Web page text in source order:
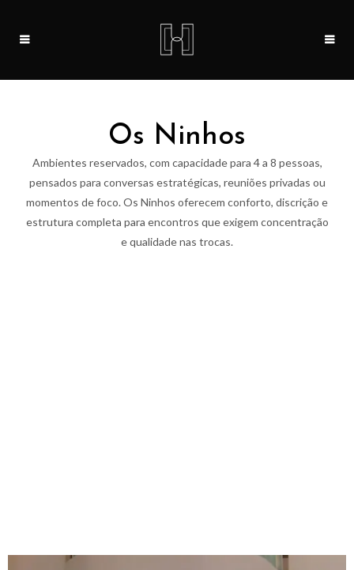
Os Ninhos
Ambientes reservados, com capacidade para 4 a 8 pessoas,
pensados para conversas estratégicas, reuniões privadas ou
momentos de foco. Os Ninhos oferecem conforto, discrição e
estrutura completa para encontros que exigem concentração
e qualidade nas trocas.